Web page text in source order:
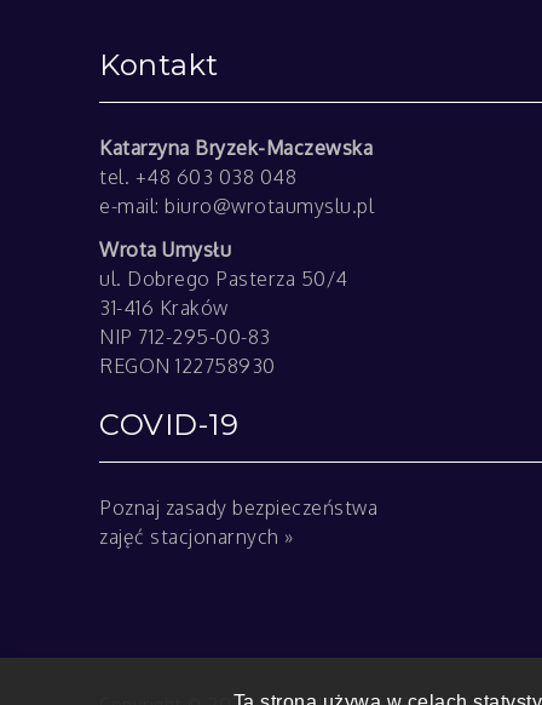
Kontakt
Katarzyna Bryzek-Maczewska
tel. +48 603 038 048
e-mail: biuro@wrotaumyslu.pl
Wrota Umysłu
ul. Dobrego Pasterza 50/4
31-416 Kraków
NIP 712-295-00-83
REGON 122758930
COVID-19
Poznaj zasady bezpieczeństwa
zajęć stacjonarnych »